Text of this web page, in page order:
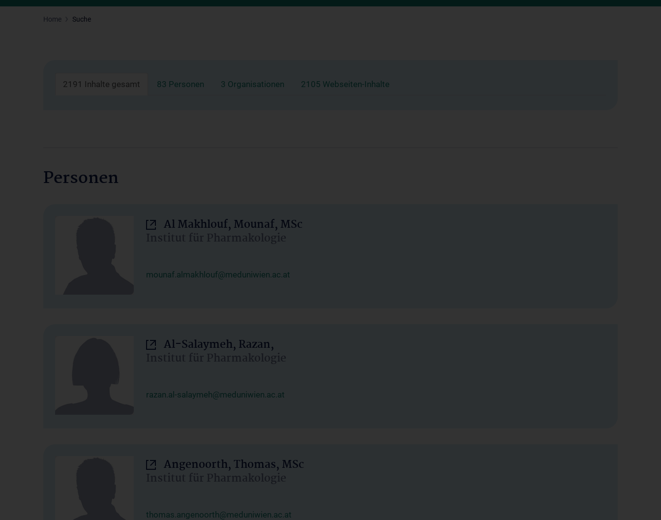
Home Suche
2191 Inhalte gesamt 83 Personen 3 Organisationen 2105 Webseiten-Inhalte
Personen
Al Makhlouf, Mounaf, MSc
Institut für Pharmakologie
mounaf.almakhlouf@meduniwien.ac.at
Al-Salaymeh, Razan,
Institut für Pharmakologie
razan.al-salaymeh@meduniwien.ac.at
Angenoorth, Thomas, MSc
Institut für Pharmakologie
thomas.angenoorth@meduniwien.ac.at